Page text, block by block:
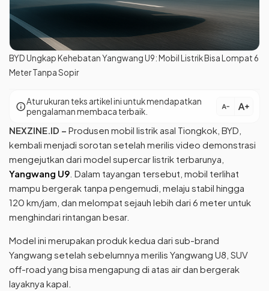
BYD Ungkap Kehebatan Yangwang U9: Mobil Listrik Bisa Lompat 6
Meter Tanpa Sopir
infoAtur ukuran teks artikel ini untuk mendapatkan
pengalaman membaca terbaik.
text_decrease text_increase
NEXZINE.ID – Produsen mobil listrik asal Tiongkok, BYD,
kembali menjadi sorotan setelah merilis video demonstrasi
mengejutkan dari model supercar listrik terbarunya,
Yangwang U9 . Dalam tayangan tersebut, mobil terlihat
mampu bergerak tanpa pengemudi, melaju stabil hingga
120 km/jam, dan melompat sejauh lebih dari 6 meter untuk
menghindari rintangan besar.
Model ini merupakan produk kedua dari sub-brand
Yangwang setelah sebelumnya merilis Yangwang U8, SUV
off-road yang bisa mengapung di atas air dan bergerak
layaknya kapal.